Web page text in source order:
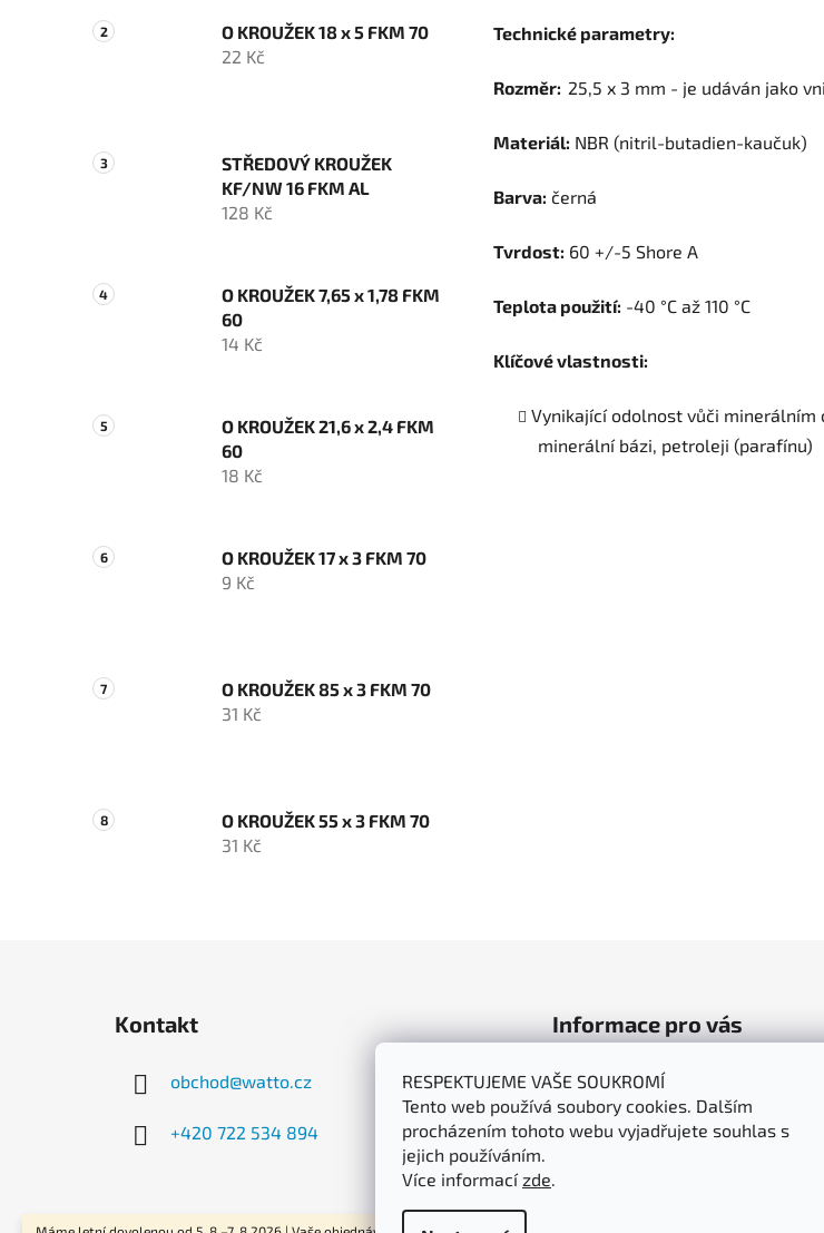
RESPEKTUJEME VAŠE SOUKROMÍ
Tento web používá soubory cookies. Dalším
procházením tohoto webu vyjadřujete souhlas s
jejich používáním.
Více informacízde.
O KROUŽEK 18 x 5 FKM 70
22 Kč
STŘEDOVÝ KROUŽEK
KF/NW 16 FKM AL
128 Kč
O KROUŽEK 7,65 x 1,78 FKM
60
14 Kč
O KROUŽEK 21,6 x 2,4 FKM
60
18 Kč
O KROUŽEK 17 x 3 FKM 70
9 Kč
O KROUŽEK 85 x 3 FKM 70
31 Kč
O KROUŽEK 55 x 3 FKM 70
31 Kč
Technické parametry:
Rozměr: 25,5 x 3 mm - je udáván jako
Materiál: NBR (nitril-butadien-kaučuk)
Barva: černá
Tvrdost: 60 +/-5 Shore A
Teplota použití: -40 °C až 110 °C
Klíčové vlastnosti:
Vynikající odolnost vůči minerálním
minerální bázi, petroleji (parafínu)
Kontakt
obchod@watto.cz
+420 722 534 894
Informace pro vás
Obchodní podmínky
Podmínky ochrany osobních údajů
Doprava a platba